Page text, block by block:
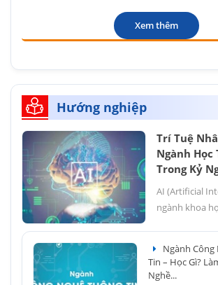
Xem thêm
Hướng nghiệp
Trí Tuệ
Ngành Học
Trong Kỷ
AI (Artificial
ngành khoa
Ngành Công
Tin – Học Gì?
Nghề...